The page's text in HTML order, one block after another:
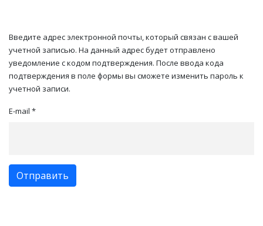
Введите адрес электронной почты, который связан с вашей
учетной записью. На данный адрес будет отправлено
уведомление с кодом подтверждения. После ввода кода
подтверждения в поле формы вы сможете изменить пароль к
учетной записи.
E-mail *
Отправить